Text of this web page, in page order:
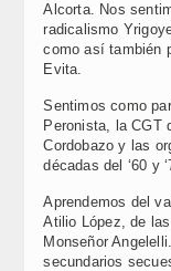
Alcorta. Nos
radicalismo
como así también
Evita.
Sentimos como
Peronista, la CGT
Cordobazo y las
décadas del ‘60 y
Aprendemos del
Atilio López, de
Monseñor
secundarios